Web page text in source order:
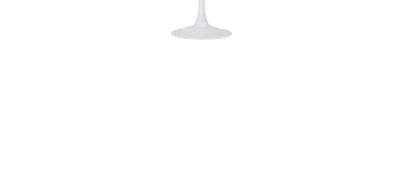
In den Korb